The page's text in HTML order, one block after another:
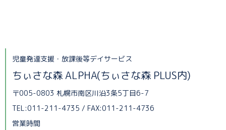
児童発達支援・放課後等デイサービス
ちぃさな森 ALPHA(ちぃさな森 PLUS内)
〒005-0803 札幌市南区川沿3条5丁目6-7
TEL:011-211-4735 / FAX:011-211-4736
営業時間